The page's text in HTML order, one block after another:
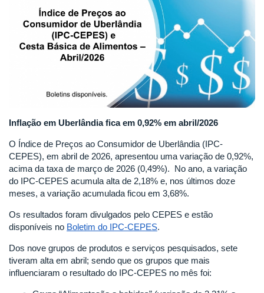
Inflação em Uberlândia fica em 0,92% em abril/2026
O Índice de Preços ao Consumidor de Uberlândia (IPC-
CEPES), em abril de 2026, apresentou uma variação de 0,92%,
acima da taxa de março de 2026 (0,49%). No ano, a variação
do IPC-CEPES acumula alta de 2,18% e, nos últimos doze
meses, a variação acumulada ficou em 3,68%.
Os resultados foram divulgados pelo CEPES e estão
disponíveis no Boletim do IPC-CEPES.
Dos nove grupos de produtos e serviços pesquisados, sete
tiveram alta em abril; sendo que os grupos que mais
influenciaram o resultado do IPC-CEPES no mês foi: